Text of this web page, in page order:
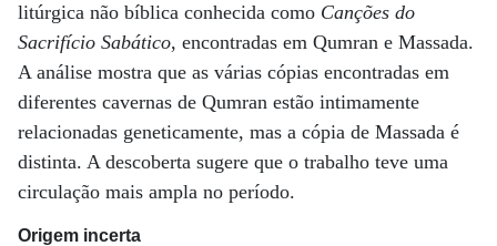
litúrgica não bíblica conhecida como Canções do
Sacrifício Sabático, encontradas em Qumran e Massada.
A análise mostra que as várias cópias encontradas em
diferentes cavernas de Qumran estão intimamente
relacionadas geneticamente, mas a cópia de Massada é
distinta. A descoberta sugere que o trabalho teve uma
circulação mais ampla no período.
Origem incerta